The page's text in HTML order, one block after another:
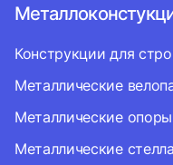
Конструкции для
Металлические
Металлические опоры
Металлические